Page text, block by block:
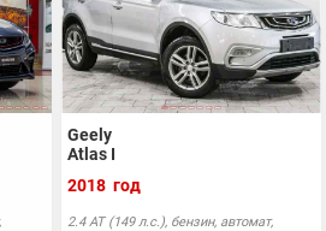
Geely
Atlas I
2018 год
2.4 АТ (149 л.с.), бензин, автомат,